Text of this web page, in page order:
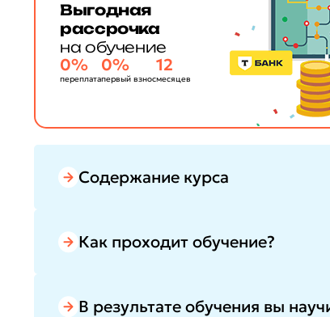
Выгодная
рассрочка
на обучение
0%
переплата
0%
первый взнос
12
месяцев
Содержание курса
Как проходит обучение?
В результате обучения вы